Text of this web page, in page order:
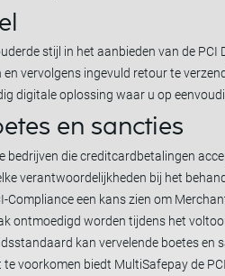
stijl in het aanbieden van de
vervolgens ingevuld retour te
digitale oplossing waar u op
en sancties
bedrijven die creditcardbetalingen
verantwoordelijkheden bij het
Compliance een kans zien om
ontmoedigd worden tijdens het
kan vervelende boetes en
voorkomen biedt MultiSafepay de